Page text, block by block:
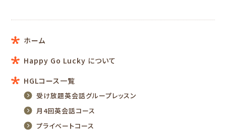
ホーム
Happy Go Lucky について
HGLコース一覧
受け放題英会話グループレッスン
月4回英会話コース
プライベートコース